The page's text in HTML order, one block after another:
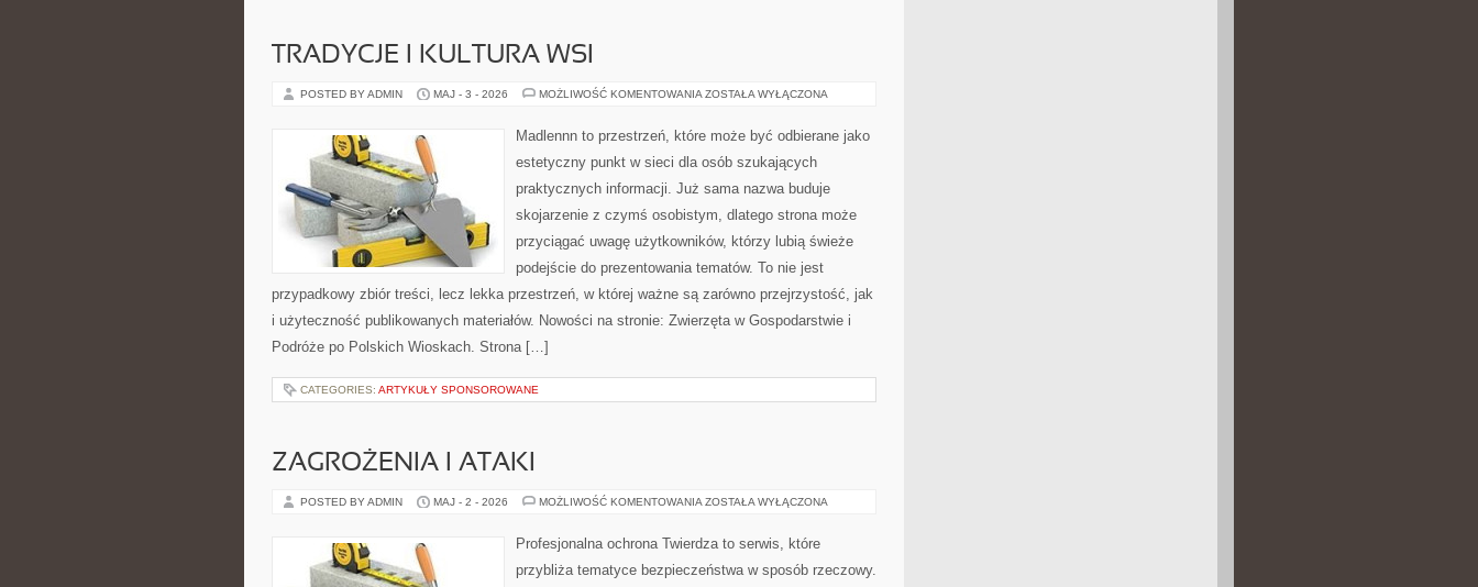
TRADYCJE I KULTURA WSI
POSTED BY ADMIN MAJ - 3 - 2026 MOŻLIWOŚĆ KOMENTOWANIA TRADYCJE
ZOSTAŁA WYŁĄCZONA
Madlennn to przestrzeń, które może być odbierane jako
estetyczny punkt w sieci dla osób szukających
praktycznych informacji. Już sama nazwa buduje
skojarzenie z czymś osobistym, dlatego strona może
przyciągać uwagę użytkowników, którzy lubią świeże
podejście do prezentowania tematów. To nie jest
przypadkowy zbiór treści, lecz lekka przestrzeń, w której ważne są zarówno przejrzystość, jak
i użyteczność publikowanych materiałów. Nowości na stronie: Zwierzęta w Gospodarstwie i
Podróże po Polskich Wioskach. Strona […]
CATEGORIES: ARTYKUŁY SPONSOROWANE
ZAGROŻENIA I ATAKI
POSTED BY ADMIN MAJ - 2 - 2026 MOŻLIWOŚĆ KOMENTOWANIA ZAGROŻENIA
ZOSTAŁA WYŁĄCZONA
Profesjonalna ochrona Twierdza to serwis, które
przybliża tematyce bezpieczeństwa w sposób rzeczowy.